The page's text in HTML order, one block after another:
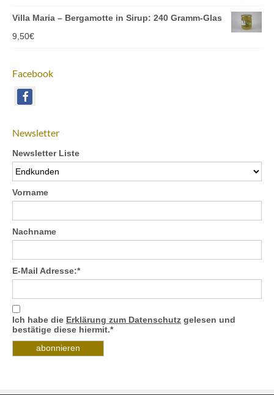
Villa Maria – Bergamotte in Sirup: 240 Gramm-Glas
9,50€
Facebook
Newsletter
Newsletter Liste
Vorname
Nachname
E-Mail Adresse:*
Ich habe die Erklärung zum Datenschutz gelesen und
bestätige diese hiermit.*